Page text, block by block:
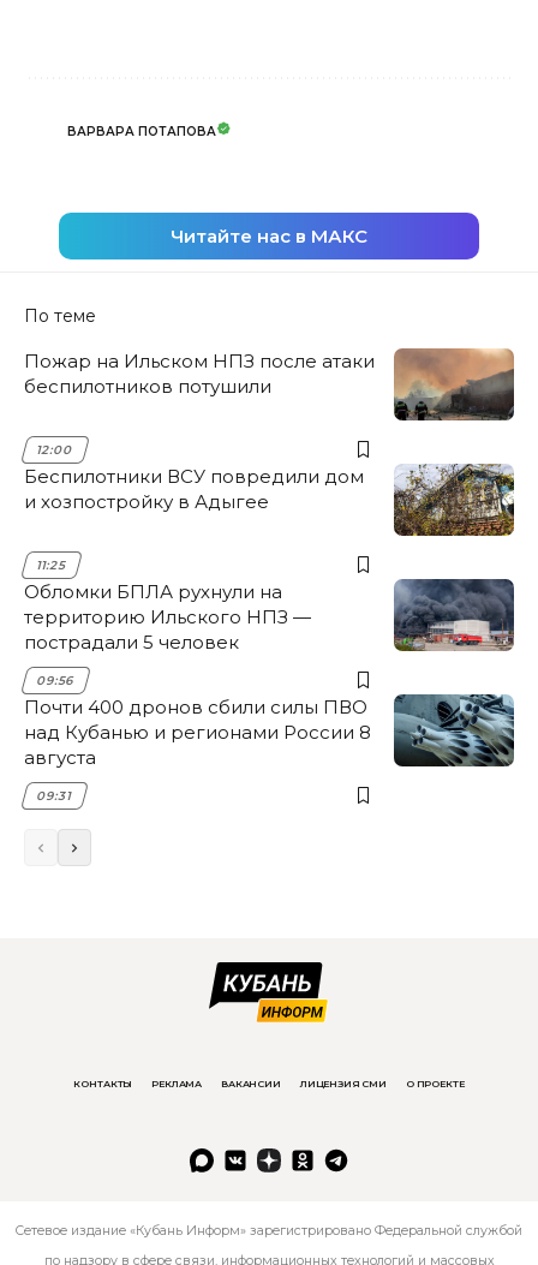
ВАРВАРА ПОТАПОВА
Читайте нас в МАКС
По теме
Пожар на Ильском НПЗ после атаки
беспилотников потушили
12:00
Беспилотники ВСУ повредили дом
и хозпостройку в Адыгее
11:25
Обломки БПЛА рухнули на
территорию Ильского НПЗ —
пострадали 5 человек
09:56
Почти 400 дронов сбили силы ПВО
над Кубанью и регионами России 8
августа
09:31
КОНТАКТЫ РЕКЛАМА ВАКАНСИИ ЛИЦЕНЗИЯ СМИ О ПРОЕКТЕ
Сетевое издание «Кубань Информ» зарегистрировано Федеральной службой
по надзору в сфере связи, информационных технологий и массовых